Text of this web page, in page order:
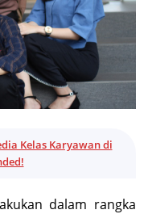
Kelas Karyawan di
dalam rangka